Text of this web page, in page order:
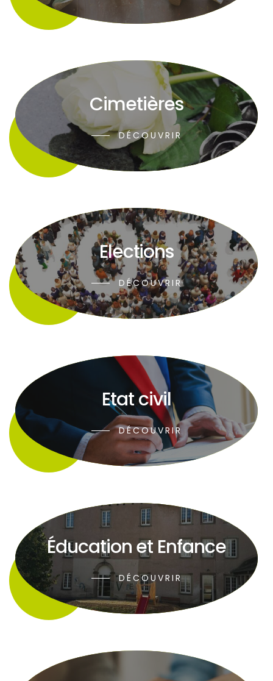
Cimetières
DÉCOUVRIR
Elections
DÉCOUVRIR
Etat civil
DÉCOUVRIR
Éducation et Enfance
DÉCOUVRIR